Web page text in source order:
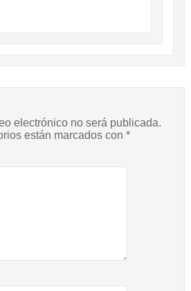
electrónico no será publicada.
están marcados con *